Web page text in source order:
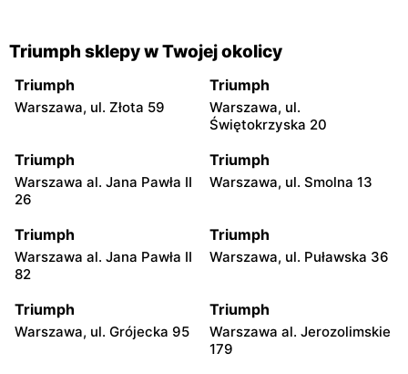
Triumph sklepy w Twojej okolicy
Triumph
Warszawa, ul. Złota 59
Triumph
Warszawa, ul.
Świętokrzyska 20
Triumph
Warszawa al. Jana Pawła II
26
Triumph
Warszawa, ul. Smolna 13
Triumph
Warszawa al. Jana Pawła II
82
Triumph
Warszawa, ul. Puławska 36
Triumph
Warszawa, ul. Grójecka 95
Triumph
Warszawa al. Jerozolimskie
179